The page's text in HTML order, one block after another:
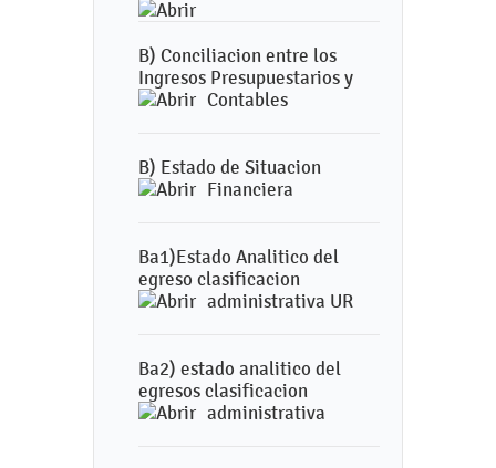
B) Conciliacion entre los
Ingresos Presupuestarios y
Contables
B) Estado de Situacion
Financiera
Ba1)Estado Analitico del
egreso clasificacion
administrativa UR
Ba2) estado analitico del
egresos clasificacion
administrativa